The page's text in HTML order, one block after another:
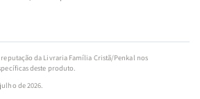
da Livraria Família Cristã/Penkal nos
deste produto.
de 2026.